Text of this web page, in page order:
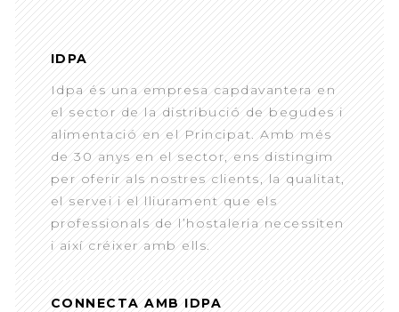
IDPA
Idpa és una empresa capdavantera en
el sector de la distribució de begudes i
alimentació en el Principat. Amb més
de 30 anys en el sector, ens distingim
per oferir als nostres clients, la qualitat,
el servei i el lliurament que els
professionals de l’hostaleria necessiten
i així créixer amb ells.
CONNECTA AMB IDPA